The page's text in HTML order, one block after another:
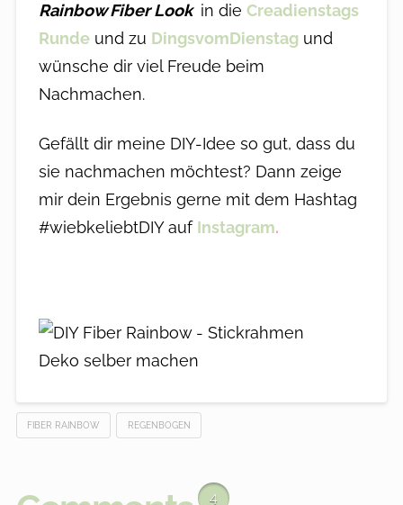
Rainbow Fiber Look in die Creadienstags
Rundeund zu DingsvomDienstagund
wünsche dir viel Freude beim
Nachmachen.
Gefällt dir meine DIY-Idee so gut, dass du
sie nachmachen möchtest? Dann zeige
mir dein Ergebnis gerne mit dem Hashtag
#wiebkeliebtDIY auf Instagram.
FIBER RAINBOW REGENBOGEN
4